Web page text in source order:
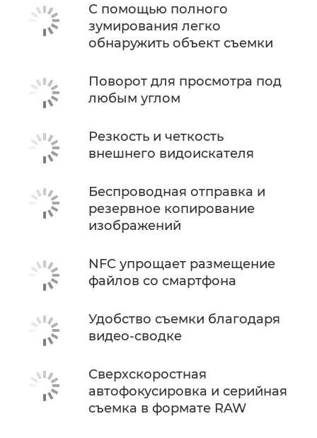
С помощью полного
зумирования легко
обнаружить объект съемки
Поворот для просмотра под
любым углом
Резкость и четкость
внешнего видоискателя
Беспроводная отправка и
резервное копирование
изображений
NFC упрощает размещение
файлов со смартфона
Удобство съемки благодаря
видео-сводке
Сверхскоростная
автофокусировка и серийная
съемка в формате RAW